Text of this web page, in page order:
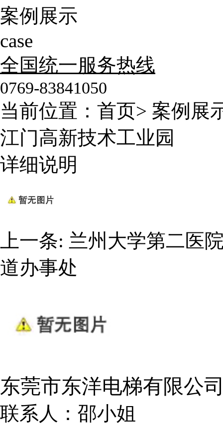
案例展示
case
全国统一服务热线
0769-83841050
当前位置： 首页> 案例展
江门高新技术工业园
详细说明
上一条: 兰州大学第二医
道办事处
东莞市东洋电梯有限公
联系人：邵小姐